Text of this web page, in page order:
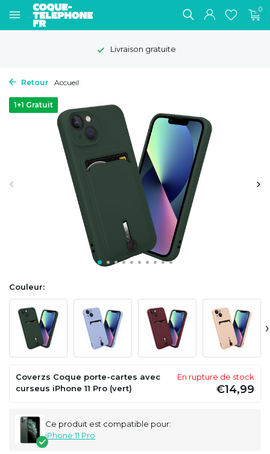
0
Livraison gratuite
Retour Accueil
1+1 Gratuit
Couleur:
›
Coverzs Coque porte-cartes avec
curseus iPhone 11 Pro (vert)
En rupture de stock
€14,99
Ce produit est compatible pour:
iPhone 11 Pro